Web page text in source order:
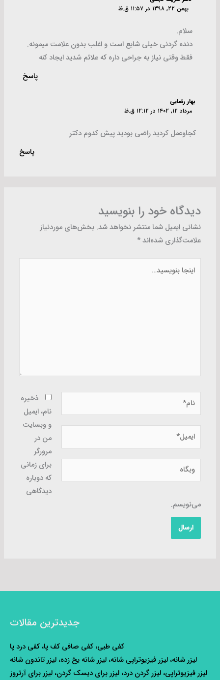
بهمن ۲۲, ۱۳۹۸ در ۱۱:۵۷ ق.ظ
سلام.
دنده گردنی خیلی شایع است و اغلب بدون علامت میمونه.
فقط وقتی نیاز به جراحی داره که علائم شدید ایجاد کنه
پاسخ
بهار رضایی
مرداد ۱۲, ۱۴۰۲ در ۱۲:۱۲ ق.ظ
کجاوعمل کردید راضی بودید پیش کدوم دکتر
پاسخ
دیدگاه‌ خود را بنویسید
نشانی ایمیل شما منتشر نخواهد شد. بخش‌های موردنیاز
علامت‌گذاری شده‌اند*
بنویسید…
نام*
ایمیل*
وبگاه
ذخیره
نام، ایمیل
و وبسایت
من در
مرورگر
برای زمانی
که دوباره
دیدگاهی
می‌نویسم.
جدیدترین مقالات
کفی طبی، کفی صافی کف پا، کفی درد پا
لیزر شانه، لیزر فیزیوتراپی شانه، لیزر شانه یخ زده، لیزر تاندون شانه
لیزر فیزیوتراپی، لیزر گردن درد، لیزر برای دیسک گردن، لیزر برای آرتروز